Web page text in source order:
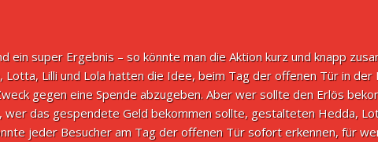
ein super Ergebnis – so könnte man die Aktion kurz und knapp
Lotta, Lilli und Lola hatten die Idee, beim Tag der offenen Tür in der
gegen eine Spende abzugeben. Aber wer sollte den Erlös
wer das gespendete Geld bekommen sollte, gestalteten Hedda,
jeder Besucher am Tag der offenen Tür sofort erkennen, für